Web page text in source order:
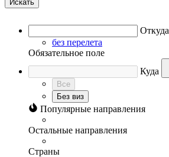
Искать
Откуда
без перелета
Обязательное поле
Куда
Все
Без виз
Популярные направления
Остальные направления
Страны